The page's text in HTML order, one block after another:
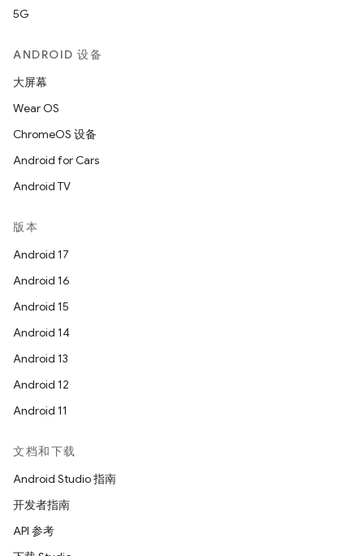
5G
ANDROID 设备
大屏幕
Wear OS
ChromeOS 设备
Android for Cars
Android TV
版本
Android 17
Android 16
Android 15
Android 14
Android 13
Android 12
Android 11
文档和下载
Android Studio 指南
开发者指南
API 参考